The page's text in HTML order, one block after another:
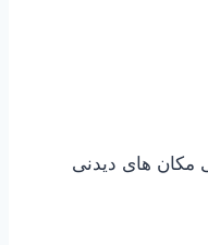
های دیدنی